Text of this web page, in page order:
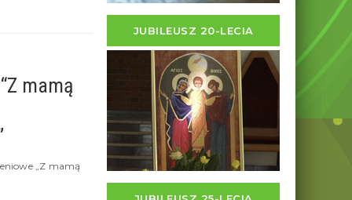
mamą
„Z mamą
JUBILEUSZ 20-LECIA